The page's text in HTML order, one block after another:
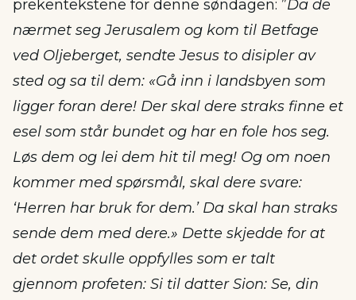
prekentekstene for denne søndagen: ”Da de
nærmet seg Jerusalem og kom til Betfage
ved Oljeberget, sendte Jesus to disipler av
sted og sa til dem: «Gå inn i landsbyen som
ligger foran dere! Der skal dere straks finne et
esel som står bundet og har en fole hos seg.
Løs dem og lei dem hit til meg! Og om noen
kommer med spørsmål, skal dere svare:
‘Herren har bruk for dem.’ Da skal han straks
sende dem med dere.» Dette skjedde for at
det ordet skulle oppfylles som er talt
gjennom profeten: Si til datter Sion: Se, din